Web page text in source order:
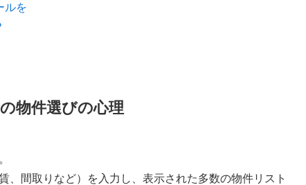
ルを
物件選びの心理
、間取りなど）を入力し、表示された多数の物件リスト